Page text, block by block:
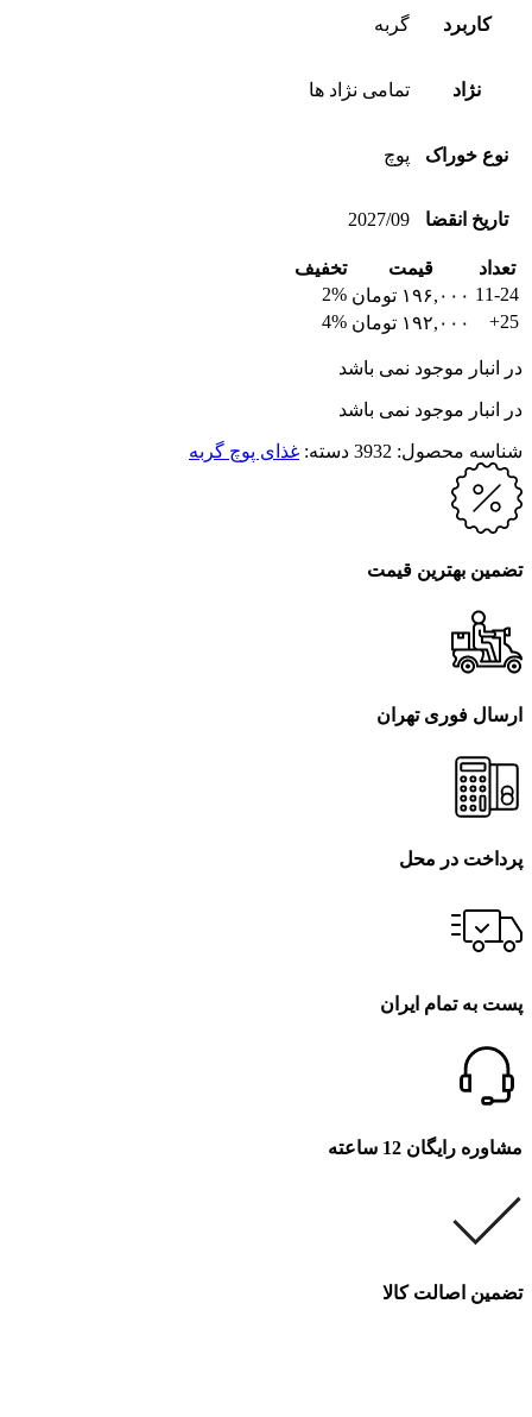
کاربرد گربه
نژاد تمامی نژاد ها
نوع خوراک پوچ
تاریخ انقضا 2027/09
تعداد قیمت
تخفیف
11-24 ۱۹۶,۰۰۰ تومان 2%
25+
۱۹۲,۰۰۰ تومان 4%
در انبار موجود نمی باشد
در انبار موجود نمی باشد
شناسه محصول: 3932 دسته: غذای پوچ گربه
تضمین بهترین قیمت
ارسال فوری تهران
پرداخت در محل
پست به تمام ایران
مشاوره رایگان 12 ساعته
تضمین اصالت کالا